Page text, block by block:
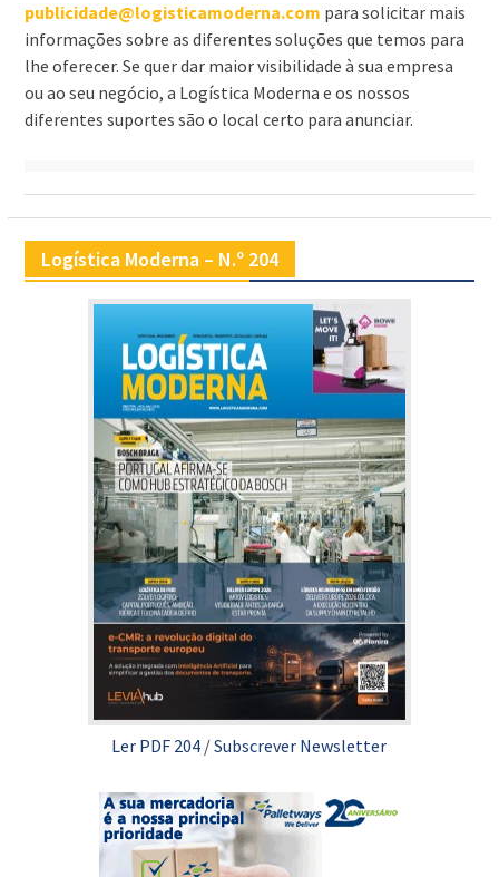
publicidade@logisticamoderna.com para solicitar mais
informações sobre as diferentes soluções que temos para
lhe oferecer. Se quer dar maior visibilidade à sua empresa
ou ao seu negócio, a Logística Moderna e os nossos
diferentes suportes são o local certo para anunciar.
Logística Moderna – N.º 204
Ler PDF 204 /Subscrever Newsletter